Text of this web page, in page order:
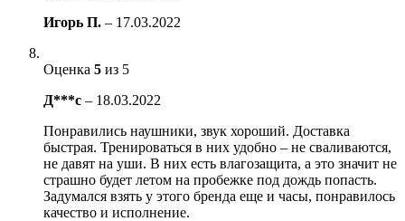
Игорь П. – 17.03.2022
Оценка 5 из 5
Д***с – 18.03.2022
Понравились наушники, звук хороший. Доставка
быстрая. Тренироваться в них удобно – не сваливаются,
не давят на уши. В них есть влагозащита, а это значит не
страшно будет летом на пробежке под дождь попасть.
Задумался взять у этого бренда еще и часы, понравилось
качество и исполнение.